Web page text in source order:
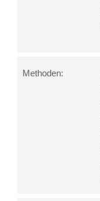
Methoden: